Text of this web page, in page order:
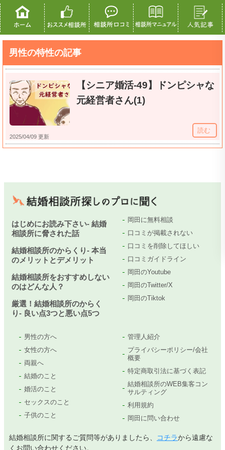
男性の特性の記事
2025/04/09 更新
【シニア婚活-49】ドンピシャな
元経営者さん(1)
読む
はじめにお読み下さい- 結婚
相談所に脅された話
結婚相談所のからくり- 本当
のメリットとデメリット
結婚相談所をおすすめしない
のはどんな人？
厳選！結婚相談所のからく
り- 良い点3つと悪い点5つ
岡田に無料相談
口コミが掲載されない
口コミを削除してほしい
口コミガイドライン
岡田のYoutube
岡田のTwitter/X
岡田のTiktok
男性の方へ
女性の方へ
両親へ
結婚のこと
婚活のこと
セックスのこと
子供のこと
管理人紹介
プライバシーポリシー/会社
概要
特定商取引法に基づく表記
結婚相談所のWEB集客コン
サルティング
利用規約
岡田に問い合わせ
結婚相談所に関するご質問等がありましたら、 コチラから遠慮な
くお問い合わせください。